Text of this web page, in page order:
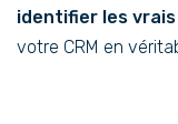
identifier les
votre CRM en